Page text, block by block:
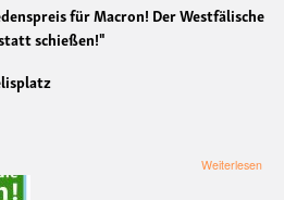
für Macron! Der Westfälische
schießen!"
Weiterlesen